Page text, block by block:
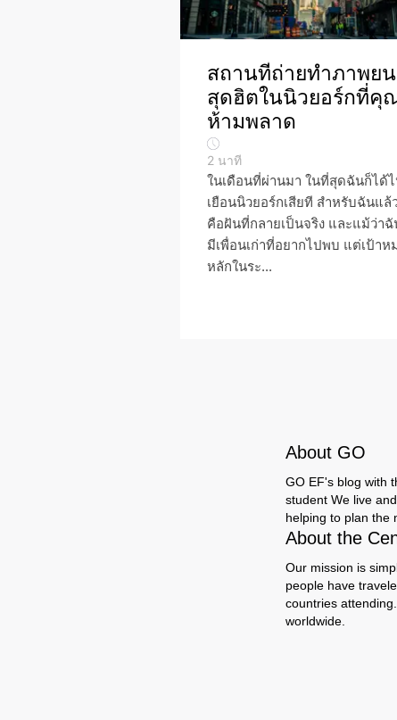
สถานที่ถ่ายทำภาพย
สุดฮิตในนิวยอร์กที่คุ
ห้ามพลาด
2 นาที
ในเดือนที่ผ่านมา ในที่สุดฉันก็ได้
เยือนนิวยอร์กเสียที สำหรับฉันแล้
คือฝันที่กลายเป็นจริง และแม้ว่าฉั
มีเพื่อนเก่าที่อยากไปพบ แต่เป้าห
หลักในระ...
About GO
GO EF's blog with
student We live
helping to plan the
About the
Our mission is
people have
countries
worldwide.